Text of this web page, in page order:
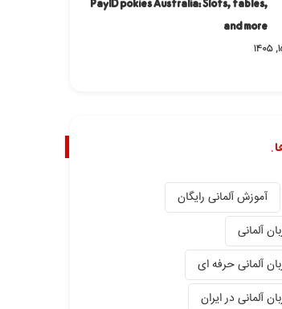
and more
آموزش آلمانی رایگان
آلمانی
آلمانی حرفه ای
آلمانی در ایران